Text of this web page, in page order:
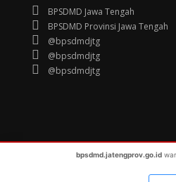
BPSDMD Jawa Tengah
BPSDMD Provinsi Jawa Tengah
@bpsdmdjtg
@bpsdmdjtg
@bpsdmdjtg
© 2020BPSDMD Jawa Tengah
, Internship
bpsdmd.jatengprov.go.id